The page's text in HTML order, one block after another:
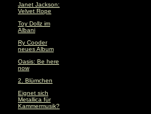
Janet Jackson:
Velvet Rope
Toy Dollz im
Albani
Ry Cooder
neues Album
Oasis: Be here
now
2. Blümchen
Eignet sich
Metallica für
Kammermusik?